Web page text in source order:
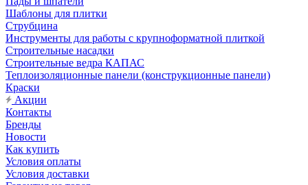
Шаблоны для плитки
Струбцина
Инструменты для работы с крупноформатной плиткой
Строительные насадки
Строительные ведра КАПАС
Теплоизоляционные панели (конструкционные панели)
Краски
Акции
Контакты
Бренды
Новости
Как купить
Условия оплаты
Условия доставки